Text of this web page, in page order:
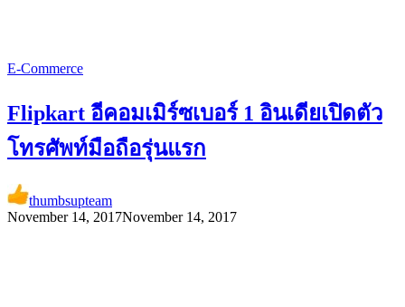
E-Commerce
Flipkart อีคอมเมิร์ซเบอร์ 1 อินเดียเปิดตัว
โทรศัพท์มือถือรุ่นแรก
thumbsupteam
November 14, 2017November 14, 2017